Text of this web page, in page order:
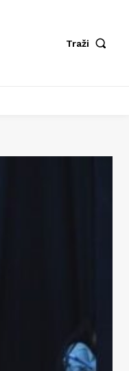
Traži